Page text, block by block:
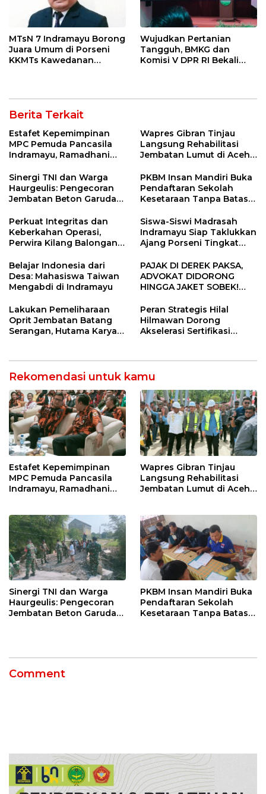
MTsN 7 Indramayu Borong
Juara Umum di Porseni
KKMTs Kawedanan
Wujudkan Pertanian
Tangguh, BMKG dan
Komisi V DPR RI Bekali
Berita Terkait
Estafet Kepemimpinan
MPC Pemuda Pancasila
Indramayu, Ramadhani
Pimpin Organisasi Lewat
Muscablub
Wapres Gibran Tinjau
Langsung Rehabilitasi
Jembatan Lumut di Aceh
Konektivitas Pulih Cepat
Sinergi TNI dan Warga
Haurgeulis: Pengecoran
Jembatan Beton Garuda
PKBM Insan Mandiri Buka
Pendaftaran Sekolah
Kesetaraan Tanpa Batas
Perkuat Integritas dan
Keberkahan Operasi,
Perwira Kilang Balongan
Siswa-Siswi Madrasah
Indramayu Siap Taklukkan
Ajang Porseni Tingkat
Belajar Indonesia dari
Desa: Mahasiswa Taiwan
Mengabdi di Indramayu
PAJAK DI DEREK PAKSA,
ADVOKAT DIDORONG
HINGGA JAKET SOBEK!
Ngamuk Kepung Polresta
Pekanbaru!
Lakukan Pemeliharaan
Oprit Jembatan Batang
Serangan, Hutama Karya
Peran Strategis Hilal
Hilmawan Dorong
Akselerasi Sertifikasi
Indramayu
Rekomendasi untuk kamu
Estafet Kepemimpinan
MPC Pemuda Pancasila
Indramayu, Ramadhani
Muscablub
Wapres Gibran Tinjau
Langsung Rehabilitasi
Jembatan Lumut di Aceh
Sinergi TNI dan Warga
Haurgeulis: Pengecoran
Jembatan Beton Garuda
PKBM Insan Mandiri Buka
Pendaftaran Sekolah
Kesetaraan Tanpa Batas
Comment